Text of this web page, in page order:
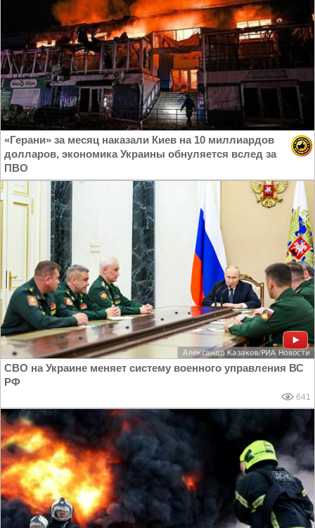
«Герани» за месяц наказали Киев на 10 миллиардов
долларов, экономика Украины обнуляется вслед за
ПВО
СВО на Украине меняет систему военного управления ВС
РФ
641